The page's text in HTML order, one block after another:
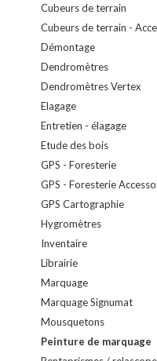
Cubeurs de terrain
Cubeurs de terrain -
Démontage
Dendromètres
Dendromètres Vertex
Elagage
Entretien - élagage
Etude des bois
GPS - Foresterie
GPS - Foresterie
GPS Cartographie
Hygromètres
Inventaire
Librairie
Marquage
Marquage Signumat
Mousquetons
Peinture de marquage